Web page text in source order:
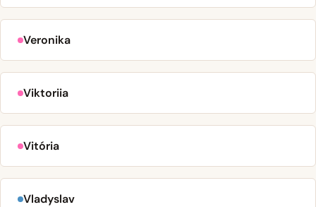
Veronika
Viktoriia
Vitória
Vladyslav